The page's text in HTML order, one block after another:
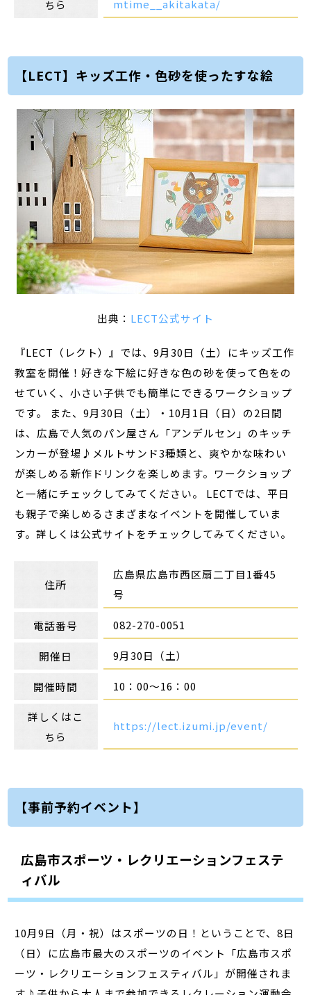
ちら mtime__akitakata/
【LECT】キッズ工作・色砂を使ったすな絵
出典： LECT公式サイト
『LECT（レクト）』では、9月30日（土）にキッズ工作
教室を開催！好きな下絵に好きな色の砂を使って色をの
せていく、小さい子供でも簡単にできるワークショップ
です。 また、9月30日（土）・10月1日（日）の2日間
は、広島で人気のパン屋さん「アンデルセン」のキッチ
ンカーが登場♪メルトサンド3種類と、爽やかな味わい
が楽しめる新作ドリンクを楽しめます。ワークショップ
と一緒にチェックしてみてください。 LECTでは、平日
も親子で楽しめるさまざまなイベントを開催していま
す。詳しくは公式サイトをチェックしてみてください。
住所
広島県広島市西区扇二丁目1番45
号
電話番号 082-270-0051
開催日 9月30日（土）
開催時間 10：00～16：00
詳しくはこ
ちら
https://lect.izumi.jp/event/
【事前予約イベント】
広島市スポーツ・レクリエーションフェステ
ィバル
10月9日（月・祝）はスポーツの日！ということで、8日
（日）に広島市最大のスポーツのイベント「広島市スポ
ーツ・レクリエーションフェスティバル」が開催されま